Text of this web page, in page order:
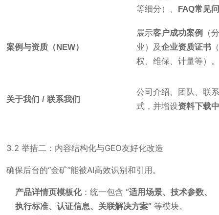
等细分）、 FAQ常见
案例与资质（NEW）
展示客户成功案例
（
业）及企业资质证书
权、维保、计量等）
关于我们 / 联系我们
公司介绍、团队、联
式，并增设资料下载
3.2 举措二：内容结构化与GEO友好化改造
确保后台的“金矿”能被AI高效识别和引用。
产品详情页模板化：统一包含 “适用场景、技术参数、
执行标准、认证信息、关联解决方案” 等模块。